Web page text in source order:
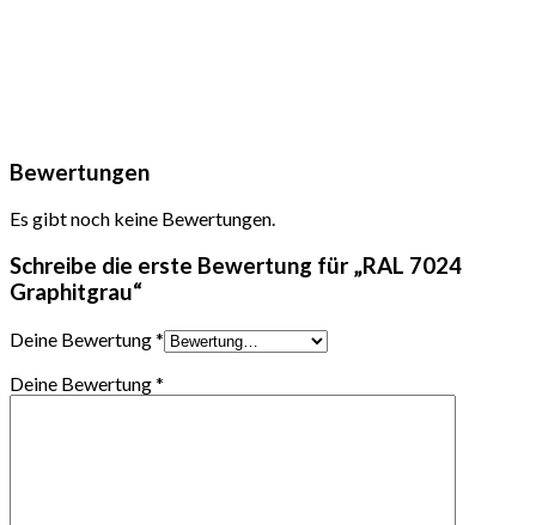
Bewertungen
Es gibt noch keine Bewertungen.
Schreibe die erste Bewertung für „RAL 7024
Graphitgrau“
Deine Bewertung*
Deine Bewertung*